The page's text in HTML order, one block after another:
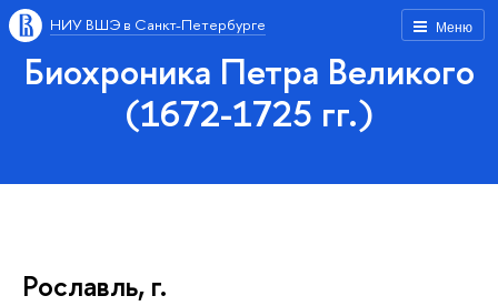
Меню
НИУ ВШЭ в Санкт-Петербурге
Биохроника Петра Великого
(1672-1725 гг.)
Рославль, г.